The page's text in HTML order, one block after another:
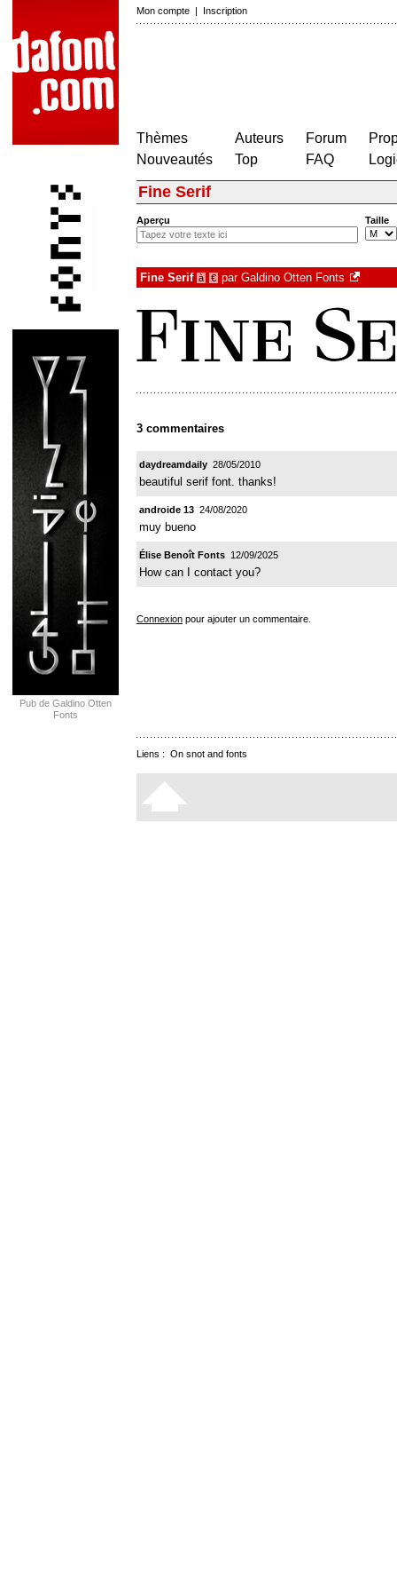
Mon compte | Inscription
Thèmes
Nouveautés
Auteurs
Top
Forum
FAQ
Pub de Galdino Otten
Fonts
Fine Serif
Aperçu Taille
Fine Serif à € par Galdino Otten Fonts
3 commentaires
daydreamdaily 28/05/2010
beautiful serif font. thanks!
androide 13 24/08/2020
muy bueno
Élise Benoît Fonts 12/09/2025
How can I contact you?
Connexion pour ajouter un commentaire.
Liens : On snot and fonts